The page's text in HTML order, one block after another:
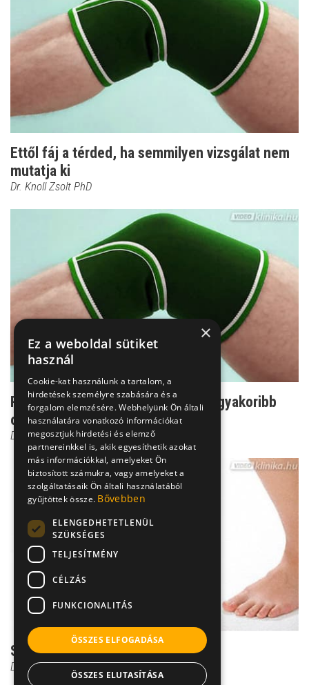
Ettől fáj a térded, ha semmilyen vizsgálat nem
mutatja ki
Dr. Knoll Zsolt PhD
Rejtélyes térdfájdalom: ezek a leggyakoribb
okok
Dr. Knoll Zsolt PhD
Segítség, évek óta dagad a bokám!
Dr. Zolnay Péter
×
Ez a weboldal sütiket
használ
Cookie-kat használunk a tartalom, a
hirdetések személyre szabására és a
forgalom elemzésére. Webhelyünk Ön általi
használatára vonatkozó információkat
megosztjuk hirdetési és elemző
partnereinkkel is, akik egyesíthetik azokat
más információkkal, amelyeket Ön
biztosított számukra, vagy amelyeket a
szolgáltatásaik Ön általi használatából
gyűjtöttek össze. Bővebben
ELENGEDHETETLENÜL
SZÜKSÉGES
TELJESÍTMÉNY
CÉLZÁS
FUNKCIONALITÁS
ÖSSZES ELFOGADÁSA
ÖSSZES ELUTASÍTÁSA